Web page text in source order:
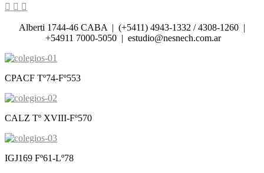
Alberti 1744-46 CABA | (+5411) 4943-1332 / 4308-1260 |
+54911 7000-5050 | estudio@nesnech.com.ar
CPACF Tº74-Fº553
CALZ Tº XVIII-Fº570
IGJ169 Fº61-Lº78